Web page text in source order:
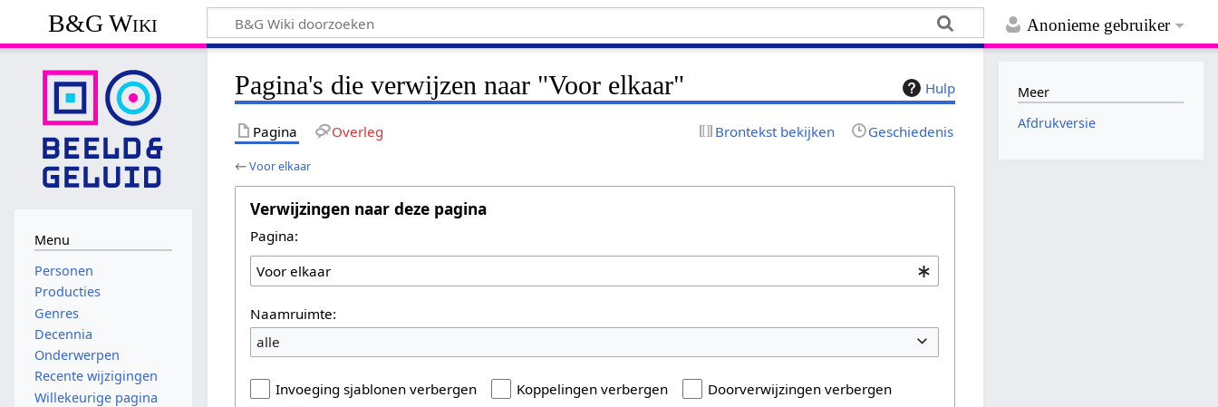
Anonieme gebruiker
B&G Wiki
Hulp
Pagina's die verwijzen naar "Voor elkaar"
Pagina Overleg Brontekst bekijken Geschiedenis
←Voor elkaar
Verwijzingen naar deze pagina
Pagina:
Naamruimte:
alle
Invoeging sjablonen verbergen Koppelingen verbergen Doorverwijzingen verbergen
Menu
Personen
Producties
Genres
Decennia
Onderwerpen
Recente wijzigingen
Willekeurige pagina
Meer
Afdrukversie